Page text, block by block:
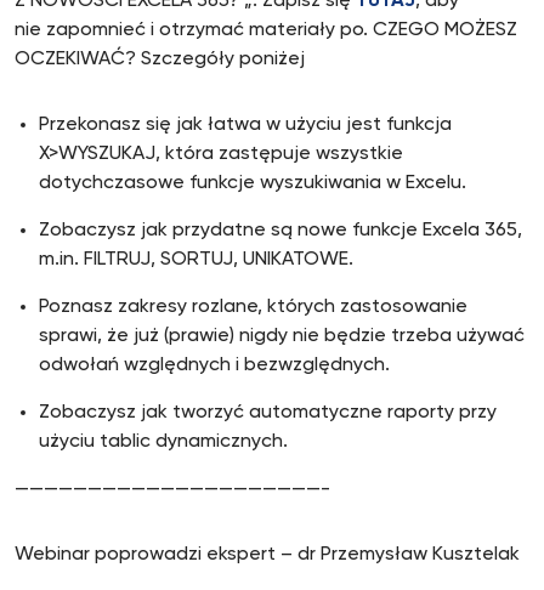
nie zapomnieć i otrzymać materiały po. CZEGO MOŻESZ
OCZEKIWAĆ? Szczegóły poniżej
Przekonasz się jak łatwa w użyciu jest funkcja
X>WYSZUKAJ, która zastępuje wszystkie
dotychczasowe funkcje wyszukiwania w Excelu.
Zobaczysz jak przydatne są nowe funkcje Excela 365,
m.in. FILTRUJ, SORTUJ, UNIKATOWE.
Poznasz zakresy rozlane, których zastosowanie
sprawi, że już (prawie) nigdy nie będzie trzeba używać
odwołań względnych i bezwzględnych.
Zobaczysz jak tworzyć automatyczne raporty przy
użyciu tablic dynamicznych.
—————————————————————-
Webinar poprowadzi ekspert – dr Przemysław Kusztelak